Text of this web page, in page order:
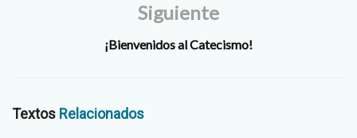
Siguiente
¡Bienvenidos al Catecismo!
Textos Relacionados